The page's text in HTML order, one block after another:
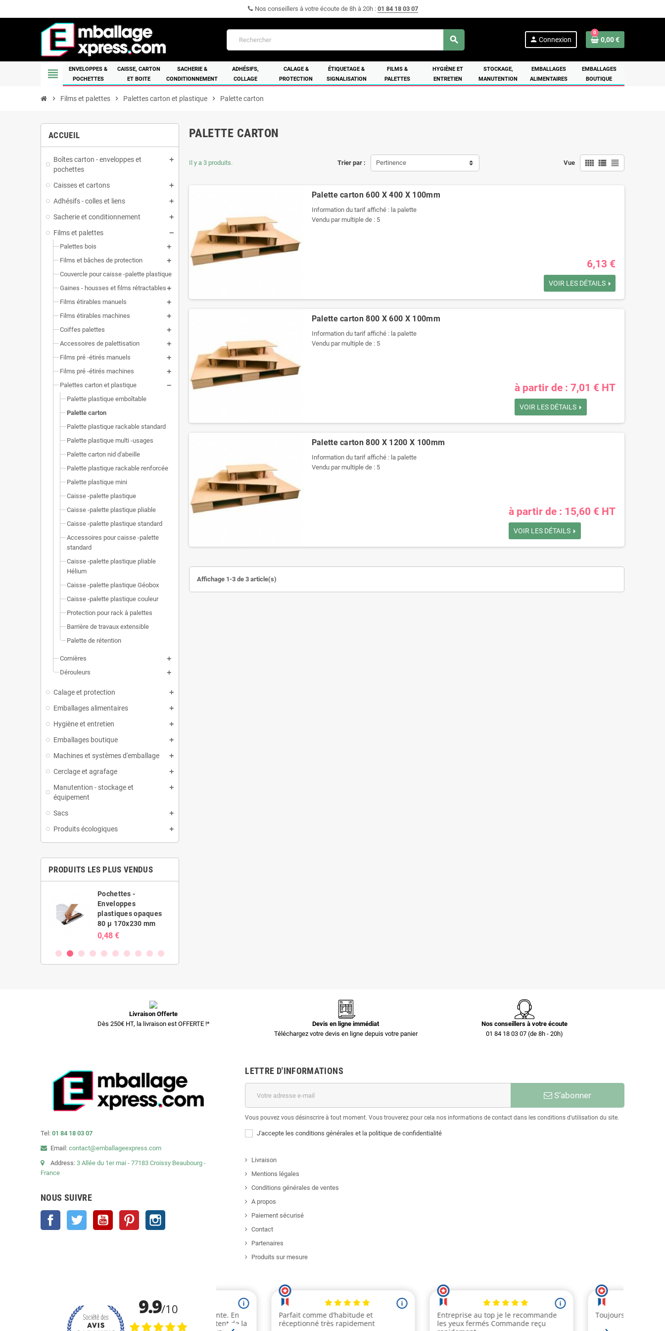
Nos conseillers à votre écoute de 8h à 20h : 01 84 18 03 07
search person Connexion
0
0,00 €
view_headline
ENVELOPPES &
POCHETTES
CAISSE, CARTON
ET BOITE
SACHERIE &
CONDITIONNEMENT
ADHÉSIFS,
COLLAGE
CALAGE &
PROTECTION
ÉTIQUETAGE &
SIGNALISATION
FILMS &
PALETTES
HYGIÈNE ET
ENTRETIEN
STOCKAGE,
MANUTENTION
EMBALLAGES
ALIMENTAIRES
EMBALLAGES
BOUTIQUE
chevron_right Films et palettes chevron_right Palettes carton et plastique chevron_right Palette carton
ACCUEIL
Boîtes carton - enveloppes et
pochettes
Caisses et cartons
Adhésifs - colles et liens
Sacherie et conditionnement
Films et palettes
Palettes bois
Films et bâches de protection
Couvercle pour caisse -palette plastique
Gaines - housses et films rétractables
Films étirables manuels
Films étirables machines
Coiffes palettes
Accessoires de palettisation
Films pré -étirés manuels
Films pré -étirés machines
Palettes carton et plastique
Palette plastique emboîtable
Palette carton
Palette plastique rackable standard
Palette plastique multi -usages
Palette carton nid d'abeille
Palette plastique rackable renforcée
Palette plastique mini
Caisse -palette plastique
Caisse -palette plastique pliable
Caisse -palette plastique standard
Accessoires pour caisse -palette
standard
Caisse -palette plastique pliable
Hélium
Caisse -palette plastique Géobox
Caisse -palette plastique couleur
Protection pour rack à palettes
Barrière de travaux extensible
Palette de rétention
Cornières
Dérouleurs
Calage et protection
Emballages alimentaires
Hygiène et entretien
Emballages boutique
Machines et systèmes d'emballage
Cerclage et agrafage
Manutention - stockage et
équipement
Sacs
Produits écologiques
PRODUITS LES PLUS VENDUS
Pochettes -
Enveloppes
plastiques opaques
80 µ 170x230 mm
0,48 €
PALETTE CARTON
Trier par : Pertinence Vue view_comfy view_list view_headline
Il y a 3 produits.
Palette carton 600 X 400 X 100mm
Information du tarif affiché : la palette
Vendu par multiple de : 5
6,13 €
VOIR LES DÉTAILS
Palette carton 800 X 600 X 100mm
Information du tarif affiché : la palette
Vendu par multiple de : 5
à partir de : 7,01 € HT
VOIR LES DÉTAILS
Palette carton 800 X 1200 X 100mm
Information du tarif affiché : la palette
Vendu par multiple de : 5
à partir de : 15,60 € HT
VOIR LES DÉTAILS
Affichage 1-3 de 3 article(s)
Livraison Offerte
Dès 250€ HT, la livraison est OFFERTE !*
Devis en ligne immédiat
Téléchargez votre devis en ligne depuis votre panier
Nos conseillers à votre écoute
01 84 18 03 07 (de 8h - 20h)
Tel: 01 84 18 03 07
Email: contact@emballageexpress.com
Address: 3 Allée du 1er mai - 77183 Croissy Beaubourg -
France
NOUS SUIVRE
Facebook Twitter YouTube Pinterest
LETTRE D'INFORMATIONS
S’abonner
Vous pouvez vous désinscrire à tout moment. Vous trouverez pour cela nos informations de contact dans les conditions d'utilisation du site.
J'accepte les conditions générales et la politique de confidentialité
Livraison
Mentions légales
Conditions générales de ventes
A propos
Paiement sécurisé
Contact
Partenaires
Produits sur mesure